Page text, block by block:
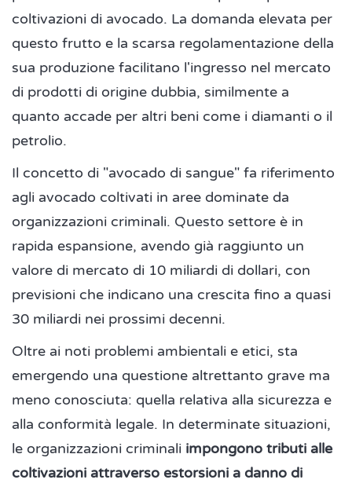
coltivazioni di avocado. La domanda elevata per
questo frutto e la scarsa regolamentazione della
sua produzione facilitano l'ingresso nel mercato
di prodotti di origine dubbia, similmente a
quanto accade per altri beni come i diamanti o il
petrolio.
Il concetto di "avocado di sangue" fa riferimento
agli avocado coltivati in aree dominate da
organizzazioni criminali. Questo settore è in
rapida espansione, avendo già raggiunto un
valore di mercato di 10 miliardi di dollari, con
previsioni che indicano una crescita fino a quasi
30 miliardi nei prossimi decenni.
Oltre ai noti problemi ambientali e etici, sta
emergendo una questione altrettanto grave ma
meno conosciuta: quella relativa alla sicurezza e
alla conformità legale. In determinate situazioni,
le organizzazioni criminali impongono tributi alle
coltivazioni attraverso estorsioni a danno di